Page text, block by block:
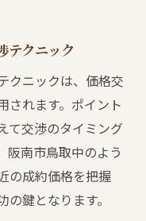
い運営ポイント
買戦略
極めるポイント
しやすい理由
売買戦略の立て
テクニック
クニックは、価格交
されます。ポイント
て交渉のタイミング
阪南市鳥取中のよう
の成約価格を把握
鍵となります。